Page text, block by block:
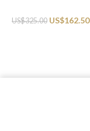
US$325.00 US$162.50